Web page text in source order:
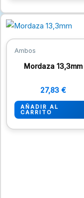
Ambos
Mordaza 13,3mm
27,83 €
AÑADIR AL
CARRITO